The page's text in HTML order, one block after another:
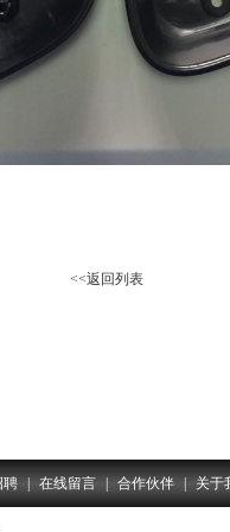
<<返回列表
聘 在线留言 合作伙伴 关于